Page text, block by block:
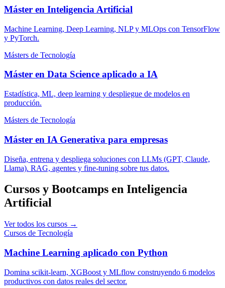
Máster en Inteligencia Artificial
Machine Learning, Deep Learning, NLP y MLOps con TensorFlow
y PyTorch.
Másters de Tecnología
Máster en Data Science aplicado a IA
Estadística, ML, deep learning y despliegue de modelos en
producción.
Másters de Tecnología
Máster en IA Generativa para empresas
Diseña, entrena y despliega soluciones con LLMs (GPT, Claude,
Llama). RAG, agentes y fine-tuning sobre tus datos.
Cursos y Bootcamps en Inteligencia
Artificial
Ver todos los cursos →
Cursos de Tecnología
Machine Learning aplicado con Python
Domina scikit-learn, XGBoost y MLflow construyendo 6 modelos
productivos con datos reales del sector.